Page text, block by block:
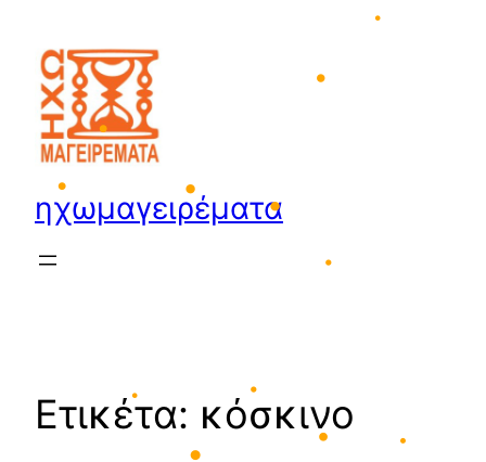
•
περιεχόμενο
ηχωμαγειρέματα
Ετικέτα: κόσκινο